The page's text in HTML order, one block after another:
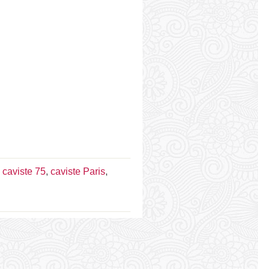
caviste 75, caviste Paris,